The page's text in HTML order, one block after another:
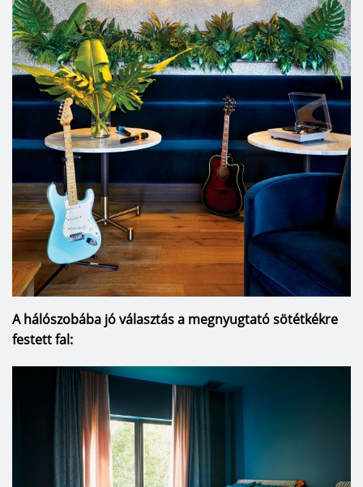
A hálószobába jó választás a megnyugtató sötétkékre
festett fal: